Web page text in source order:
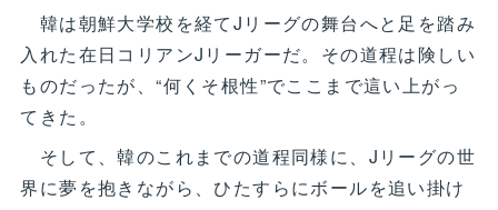
韓は朝鮮大学校を経てJリーグの舞台へと足を踏み
入れた在日コリアンJリーガーだ。その道程は険しい
ものだったが、“何くそ根性”でここまで這い上がっ
てきた。
そして、韓のこれまでの道程同様に、Jリーグの世
界に夢を抱きながら、ひたすらにボールを追い掛け